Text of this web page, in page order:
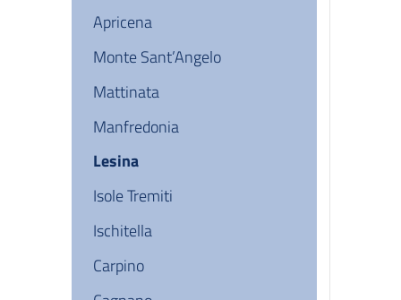
Apricena
Monte Sant’Angelo
Mattinata
Manfredonia
Lesina
Isole Tremiti
Ischitella
Carpino